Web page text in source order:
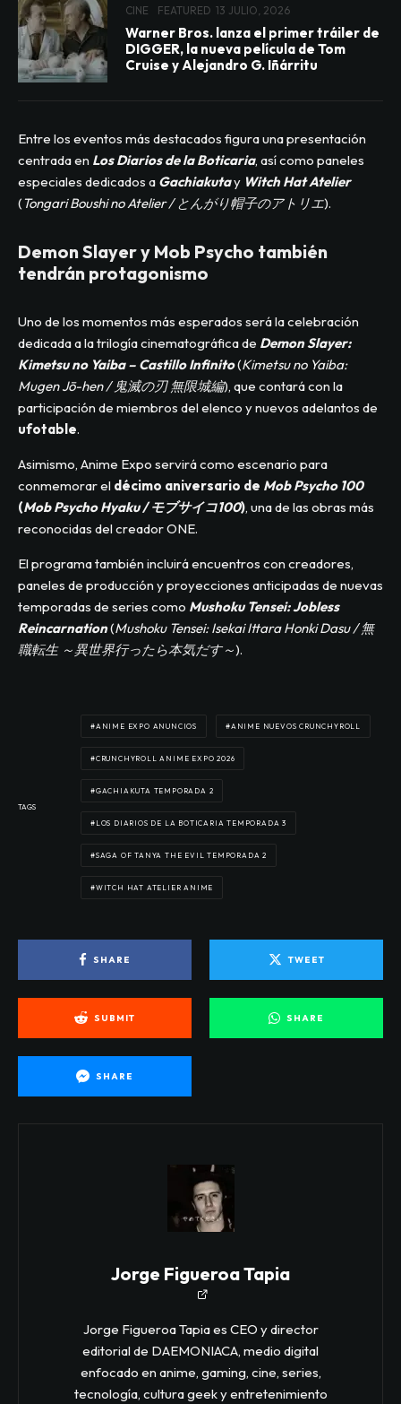
CINE FEATURED 13 JULIO, 2026
Warner Bros. lanza el primer tráiler de
DIGGER, la nueva película de Tom
Cruise y Alejandro G. Iñárritu
Entre los eventos más destacados figura una presentación
centrada en Los Diarios de la Boticaria, así como paneles
especiales dedicados a Gachiakutay Witch Hat Atelier
(Tongari Boushi no Atelier / とんがり帽子のアトリエ).
Demon Slayer y Mob Psycho también
tendrán protagonismo
Uno de los momentos más esperados será la celebración
dedicada a la trilogía cinematográfica de Demon Slayer:
Kimetsu no Yaiba – Castillo Infinito(Kimetsu no Yaiba:
Mugen Jō-hen / 鬼滅の刃 無限城編), que contará con la
participación de miembros del elenco y nuevos adelantos de
ufotable.
Asimismo, Anime Expo servirá como escenario para
conmemorar el décimo aniversario de Mob Psycho 100
(Mob Psycho Hyaku / モブサイコ100), una de las obras más
reconocidas del creador ONE.
El programa también incluirá encuentros con creadores,
paneles de producción y proyecciones anticipadas de nuevas
temporadas de series como Mushoku Tensei: Jobless
Reincarnation(Mushoku Tensei: Isekai Ittara Honki Dasu / 無
職転生 ～異世界行ったら本気だす～).
TAGS
ANIME EXPO ANUNCIOS ANIME NUEVOS CRUNCHYROLL
CRUNCHYROLL ANIME EXPO 2026
GACHIAKUTA TEMPORADA 2
LOS DIARIOS DE LA BOTICARIA TEMPORADA 3
SAGA OF TANYA THE EVIL TEMPORADA 2
WITCH HAT ATELIER ANIME
SHARE TWEET
SUBMIT SHARE
SHARE
Jorge Figueroa Tapia
Jorge Figueroa Tapia es CEO y director
editorial de DAEMONIACA, medio digital
enfocado en anime, gaming, cine, series,
tecnología, cultura geek y entretenimiento